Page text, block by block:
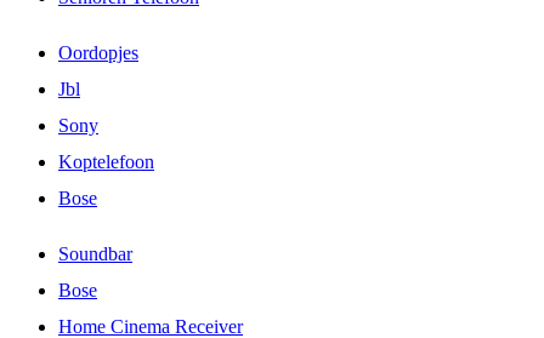
Oordopjes
Jbl
Sony
Koptelefoon
Bose
Soundbar
Bose
Home Cinema Receiver